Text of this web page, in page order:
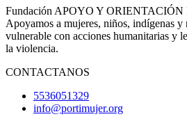
Fundación APOYO Y ORIENTACIÓN
Apoyamos a mujeres, niños, indígenas y
vulnerable con acciones humanitarias y
la violencia.
CONTACTANOS
5536051329
info@portimujer.org